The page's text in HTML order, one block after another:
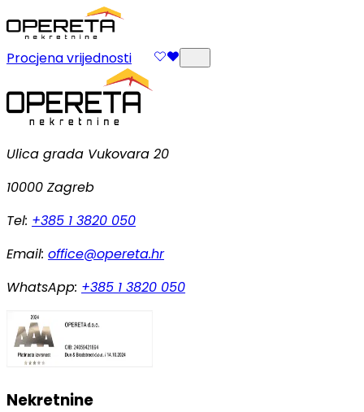
Procjena vrijednosti
Ulica grada Vukovara 20
10000 Zagreb
Tel: +385 1 3820 050
Email: office@opereta.hr
WhatsApp: +385 1 3820 050
Nekretnine